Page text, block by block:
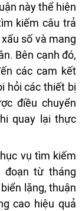
này thể hiện
kiếm câu trả
số và mang
Bên cạnh đó,
các cam kết
hỏi các thiết bị
điều chuyển
quay lại thực
vụ tìm kiếm
từ tháng
lặng, thuận
cao hiệu quả